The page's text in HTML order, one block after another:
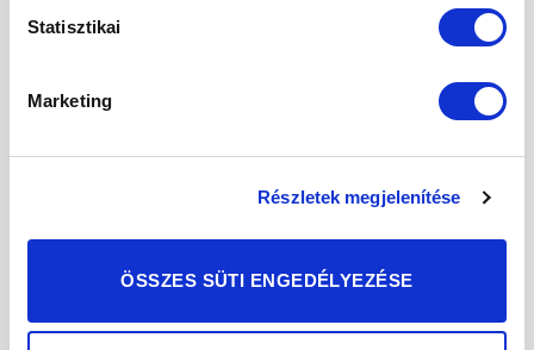
Statisztikai
Marketing
Részletek megjelenítése
ÖSSZES SÜTI ENGEDÉLYEZÉSE
szénhidrátok
13%
–